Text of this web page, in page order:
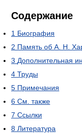
Содержание
1 Биография
2 Память об А. Н.
3 Дополнительная
4 Труды
5 Примечания
6 См. также
7 Ссылки
8 Литература